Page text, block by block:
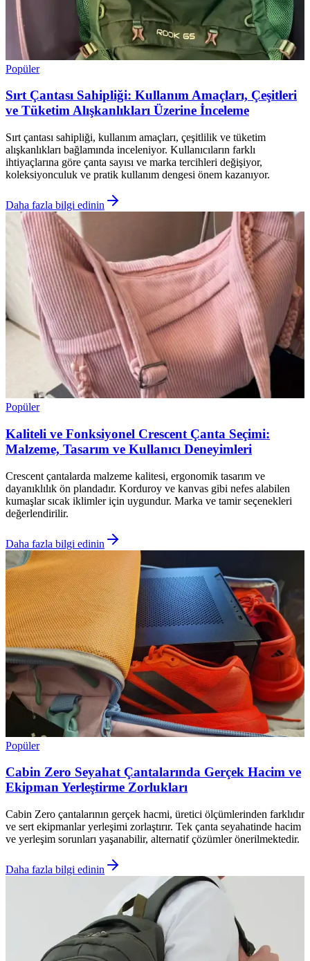
Popüler
Sırt Çantası Sahipliği: Kullanım Amaçları, Çeşitleri
ve Tüketim Alışkanlıkları Üzerine İnceleme
Sırt çantası sahipliği, kullanım amaçları, çeşitlilik ve tüketim
alışkanlıkları bağlamında inceleniyor. Kullanıcıların farklı
ihtiyaçlarına göre çanta sayısı ve marka tercihleri değişiyor,
koleksiyonculuk ve pratik kullanım dengesi önem kazanıyor.
Daha fazla bilgi edinin
Popüler
Kaliteli ve Fonksiyonel Crescent Çanta Seçimi:
Malzeme, Tasarım ve Kullanıcı Deneyimleri
Crescent çantalarda malzeme kalitesi, ergonomik tasarım ve
dayanıklılık ön plandadır. Korduroy ve kanvas gibi nefes alabilen
kumaşlar sıcak iklimler için uygundur. Marka ve tamir seçenekleri
değerlendirilir.
Daha fazla bilgi edinin
Popüler
Cabin Zero Seyahat Çantalarında Gerçek Hacim ve
Ekipman Yerleştirme Zorlukları
Cabin Zero çantalarının gerçek hacmi, üretici ölçümlerinden farklıdır
ve sert ekipmanlar yerleşimi zorlaştırır. Tek çanta seyahatinde hacim
ve yerleşim sorunları yaşanabilir, alternatif çözümler önerilmektedir.
Daha fazla bilgi edinin